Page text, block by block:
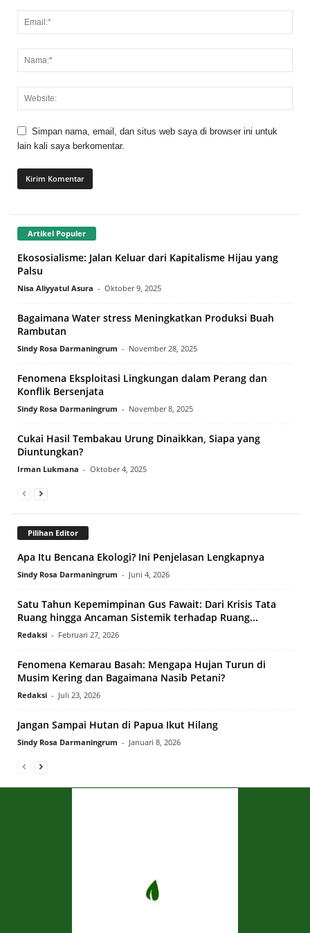
Simpan nama, email, dan situs web saya di browser ini untuk
lain kali saya berkomentar.
Artikel Populer
Ekososialisme: Jalan Keluar dari Kapitalisme Hijau yang
Palsu
Nisa Aliyyatul Asura - Oktober 9, 2025
Bagaimana Water stress Meningkatkan Produksi Buah
Rambutan
Sindy Rosa Darmaningrum - November 28, 2025
Fenomena Eksploitasi Lingkungan dalam Perang dan
Konflik Bersenjata
Sindy Rosa Darmaningrum - November 8, 2025
Cukai Hasil Tembakau Urung Dinaikkan, Siapa yang
Diuntungkan?
Irman Lukmana - Oktober 4, 2025
Pilihan Editor
Apa Itu Bencana Ekologi? Ini Penjelasan Lengkapnya
Sindy Rosa Darmaningrum - Juni 4, 2026
Satu Tahun Kepemimpinan Gus Fawait: Dari Krisis Tata
Ruang hingga Ancaman Sistemik terhadap Ruang...
Redaksi - Februari 27, 2026
Fenomena Kemarau Basah: Mengapa Hujan Turun di
Musim Kering dan Bagaimana Nasib Petani?
Redaksi - Juli 23, 2026
Jangan Sampai Hutan di Papua Ikut Hilang
Sindy Rosa Darmaningrum - Januari 8, 2026